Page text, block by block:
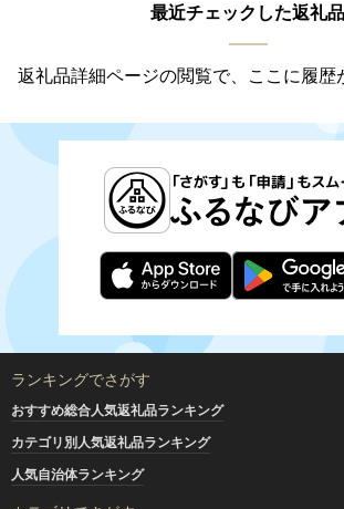
最近チェックした返礼品
返礼品詳細ページの閲覧で、ここに履歴
ランキングでさがす
おすすめ総合人気返礼品ランキング
カテゴリ別人気返礼品ランキング
人気自治体ランキング